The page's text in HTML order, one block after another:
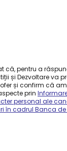
că, pentru a
și Dezvoltare va
și confirm că
prin
personal ale
în cadrul Banca de